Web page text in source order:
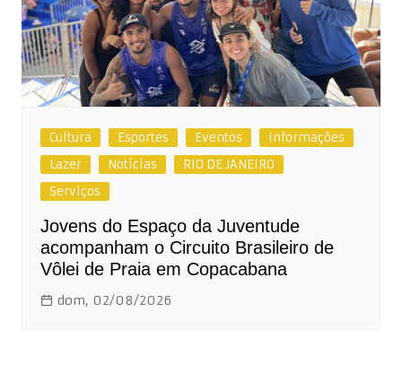
Cultura Esportes Eventos
Informações
Lazer
Notícias
RIO DE JANEIRO
Serviços
Jovens do Espaço da Juventude
acompanham o Circuito Brasileiro de
Vôlei de Praia em Copacabana
dom, 02/08/2026